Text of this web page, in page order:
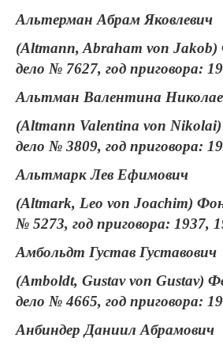
Альтерман Абрам Яковлевич
(Altmann, Abraham von
дело № 7627, год приговора:
Альтман Валентина
(Altmann Valentina von
дело № 3809, год приговора:
Альтмарк Лев Ефимович
(Altmark, Leo von Joachim)
№ 5273, год приговора: 1937,
Амбольдт Густав Густавович
(Amboldt, Gustav von Gustav)
дело № 4665, год приговора:
Анбиндер Даниил Абрамович